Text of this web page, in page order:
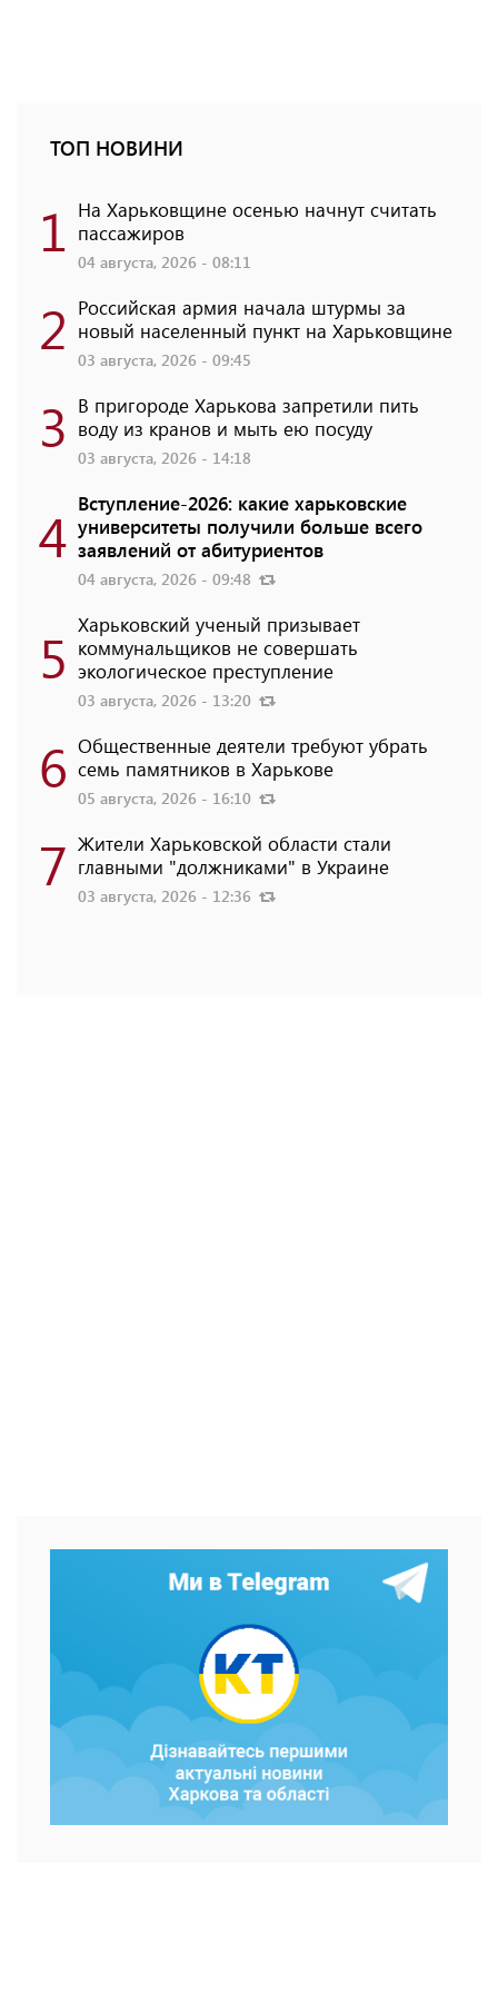
ТОП НОВИНИ
1 На Харьковщине осенью начнут считать
пассажиров
04 августа, 2026 - 08:11
2 Российская армия начала штурмы за
новый населенный пункт на Харьковщине
03 августа, 2026 - 09:45
3 В пригороде Харькова запретили пить
воду из кранов и мыть ею посуду
03 августа, 2026 - 14:18
4 Вступление-2026: какие харьковские
университеты получили больше всего
заявлений от абитуриентов
04 августа, 2026 - 09:48
5 Харьковский ученый призывает
коммунальщиков не совершать
экологическое преступление
03 августа, 2026 - 13:20
6 Общественные деятели требуют убрать
семь памятников в Харькове
05 августа, 2026 - 16:10
7 Жители Харьковской области стали
главными "должниками" в Украине
03 августа, 2026 - 12:36